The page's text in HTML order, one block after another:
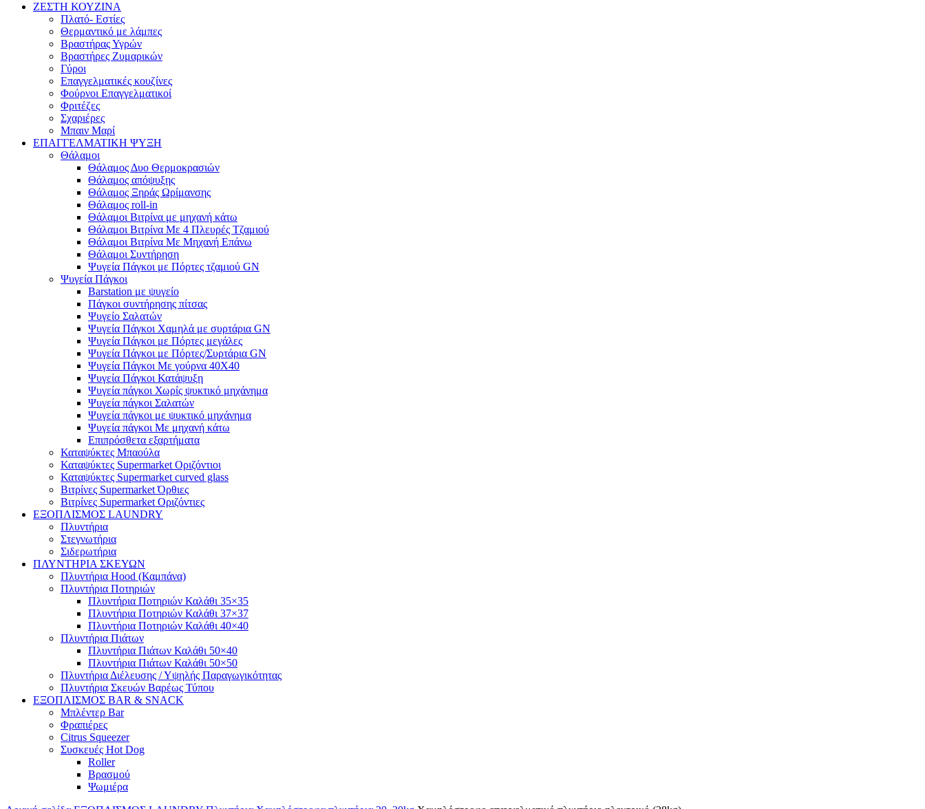
ΖΕΣΤΗ ΚΟΥΖΙΝΑ
Πλατό- Εστίες
Θερμαντικό με λάμπες
Βραστήρας Υγρών
Βραστήρες Ζυμαρικών
Γύροι
Επαγγελματικές κουζίνες
Φούρνοι Επαγγελματικοί
Φριτέζες
Σχαριέρες
Μπαιν Μαρί
ΕΠΑΓΓΕΛΜΑΤΙΚΗ ΨΥΞΗ
Θάλαμοι
Θάλαμος Δυο Θερμοκρασιών
Θάλαμος απόψυξης
Θάλαμος Ξηράς Ωρίμανσης
Θάλαμος roll-in
Θάλαμοι Βιτρίνα με μηχανή κάτω
Θάλαμοι Βιτρίνα Με 4 Πλευρές Τζαμιού
Θάλαμοι Βιτρίνα Με Μηχανή Επάνω
Θάλαμοι Συντήρηση
Ψυγεία Πάγκοι με Πόρτες τζαμιού GN
Ψυγεία Πάγκοι
Barstation με ψυγείο
Πάγκοι συντήρησης πίτσας
Ψυγείο Σαλατών
Ψυγεία Πάγκοι Χαμηλά με συρτάρια GN
Ψυγεία Πάγκοι με Πόρτες μεγάλες
Ψυγεία Πάγκοι με Πόρτες/Συρτάρια GN
Ψυγεία Πάγκοι Με γούρνα 40Χ40
Ψυγεία Πάγκοι Κατάψυξη
Ψυγεία πάγκοι Χωρίς ψυκτικό μηχάνημα
Ψυγεία πάγκοι Σαλατών
Ψυγεία πάγκοι με ψυκτικό μηχάνημα
Ψυγεία πάγκοι Με μηχανή κάτω
Επιπρόσθετα εξαρτήματα
Καταψύκτες Μπαούλα
Καταψύκτες Supermarket Οριζόντιοι
Καταψύκτες Supermarket curved glass
Βιτρίνες Supermarket Όρθιες
Βιτρίνες Supermarket Οριζόντιες
ΕΞΟΠΛΙΣΜΟΣ LAUNDRY
Πλυντήρια
Στεγνωτήρια
Σιδερωτήρια
ΠΛΥΝΤΗΡΙΑ ΣΚΕΥΩΝ
Πλυντήρια Hood (Καμπάνα)
Πλυντήρια Ποτηριών
Πλυντήρια Ποτηριών Καλάθι 35×35
Πλυντήρια Ποτηριών Καλάθι 37×37
Πλυντήρια Ποτηριών Καλάθι 40×40
Πλυντήρια Πιάτων
Πλυντήρια Πιάτων Καλάθι 50×40
Πλυντήρια Πιάτων Καλάθι 50×50
Πλυντήρια Διέλευσης / Υψηλής Παραγωγικότητας
Πλυντήρια Σκευών Βαρέως Τύπου
ΕΞΟΠΛΙΣΜΟΣ BAR & SNACK
Μπλέντερ Bar
Φραπιέρες
Citrus Squeezer
Συσκευές Hot Dog
Roller
Βρασμού
Ψωμιέρα